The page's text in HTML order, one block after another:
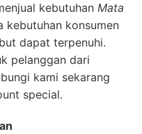
kebutuhan Mata
konsumen
dapat terpenuhi.
pelanggan dari
kami sekarang
special.